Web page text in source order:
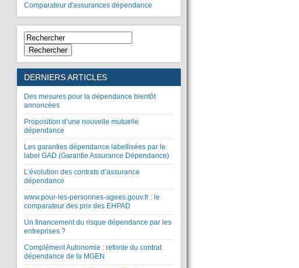
Comparateur d'assurances dépendance
Rechercher
DERNIERS ARTICLES
Des mesures pour la dépendance bientôt
annoncées
Proposition d’une nouvelle mutuelle
dépendance
Les garanties dépendance labellisées par le
label GAD (Garantie Assurance Dépendance)
L’évolution des contrats d’assurance
dépendance
www.pour-les-personnes-agees.gouv.fr : le
comparateur des prix des EHPAD
Un financement du risque dépendance par les
entreprises ?
Complément Autonomie : refonte du contrat
dépendance de la MGEN